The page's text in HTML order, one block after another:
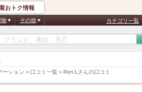
ーション > 口コミ一覧 > Ren.Lさんの口コミ
おトク情報
物 その他 カテゴリ一覧